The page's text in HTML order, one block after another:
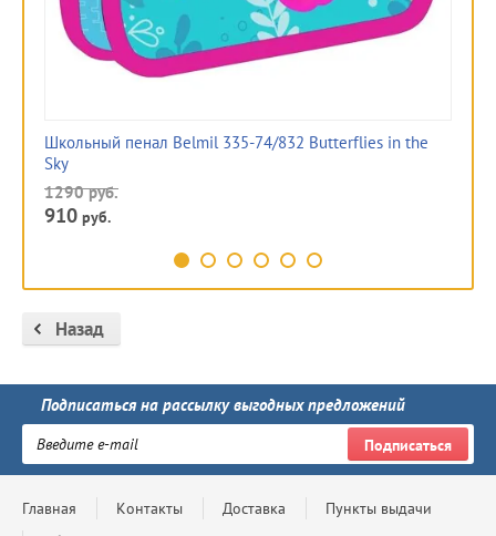
Школьный пенал Belmil 335-74/832 Butterflies in the
Sky
1290руб.
910 руб.
Назад
Подписаться на рассылку выгодных предложений
Подписаться
Главная Контакты Доставка
Пункты выдачи